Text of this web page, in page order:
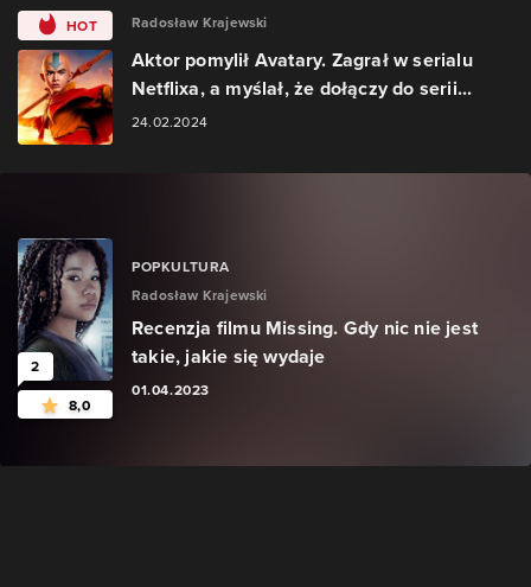
HOT Radosław Krajewski
Aktor pomylił Avatary. Zagrał w serialu
Netflixa, a myślał, że dołączy do serii...
24.02.2024
2
8,0
POPKULTURA
Radosław Krajewski
Recenzja filmu Missing. Gdy nic nie jest
takie, jakie się wydaje
01.04.2023